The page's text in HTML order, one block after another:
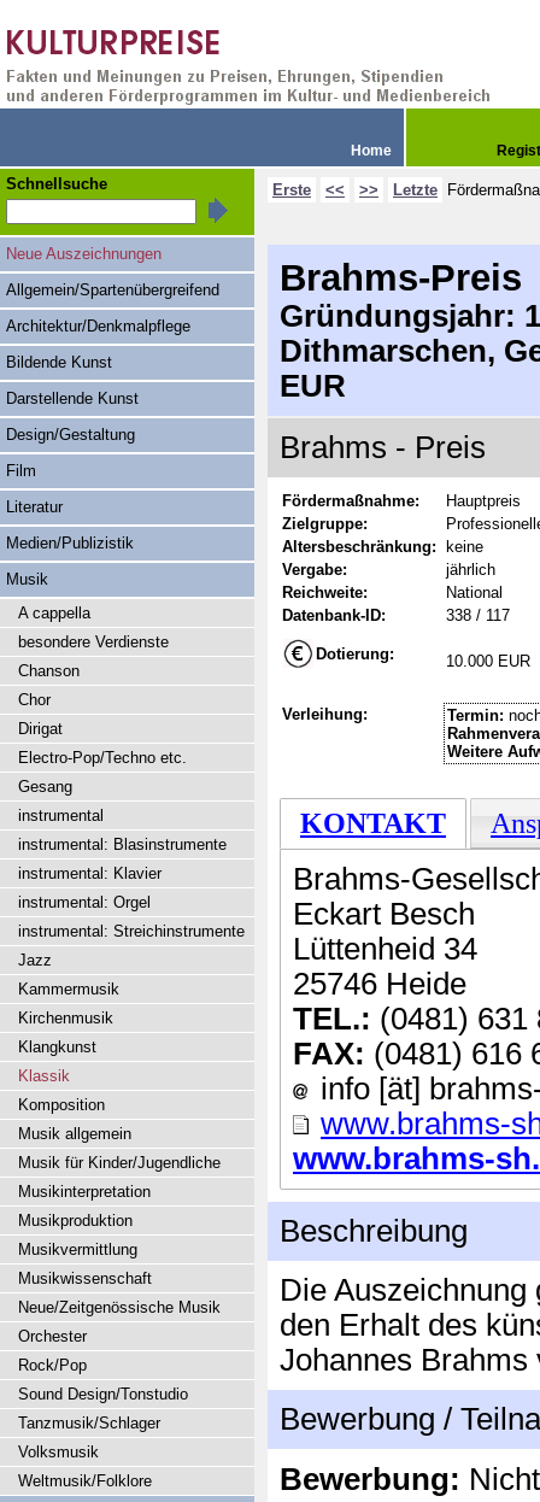
Home
Erste << >> Letzte
Brahms-Preis
Gründungsjahr:
Dithmarschen,
EUR
Brahms - Preis
Fördermaßnahme:
Hauptpreis
Zielgruppe:
Altersbeschränkung:
keine
Vergabe:
jährlich
Reichweite:
National
Datenbank-ID:
338 / 117
Dotierung: 10.000 EUR
Verleihung: Termin:
Weitere
KONTAKT
Brahms-
Eckart Besch
Lüttenheid 34
25746 Heide
TEL.: (0481) 631
FAX: (0481) 616
info [ät]
www.brahms-
www.brahms-
Beschreibung
Die Auszeichnung
den Erhalt des
Johannes Brahms
Bewerbung /
Bewerbung:
Schnellsuche
Neue Auszeichnungen
Allgemein/Spartenübergreifend
Architektur/Denkmalpflege
Bildende Kunst
Darstellende Kunst
Design/Gestaltung
Film
Literatur
Medien/Publizistik
Musik
A cappella
besondere Verdienste
Chanson
Chor
Dirigat
Electro-Pop/Techno etc.
Gesang
instrumental
instrumental: Blasinstrumente
instrumental: Klavier
instrumental: Orgel
instrumental: Streichinstrumente
Jazz
Kammermusik
Kirchenmusik
Klangkunst
Klassik
Komposition
Musik allgemein
Musik für Kinder/Jugendliche
Musikinterpretation
Musikproduktion
Musikvermittlung
Musikwissenschaft
Neue/Zeitgenössische Musik
Orchester
Rock/Pop
Sound Design/Tonstudio
Tanzmusik/Schlager
Volksmusik
Weltmusik/Folklore